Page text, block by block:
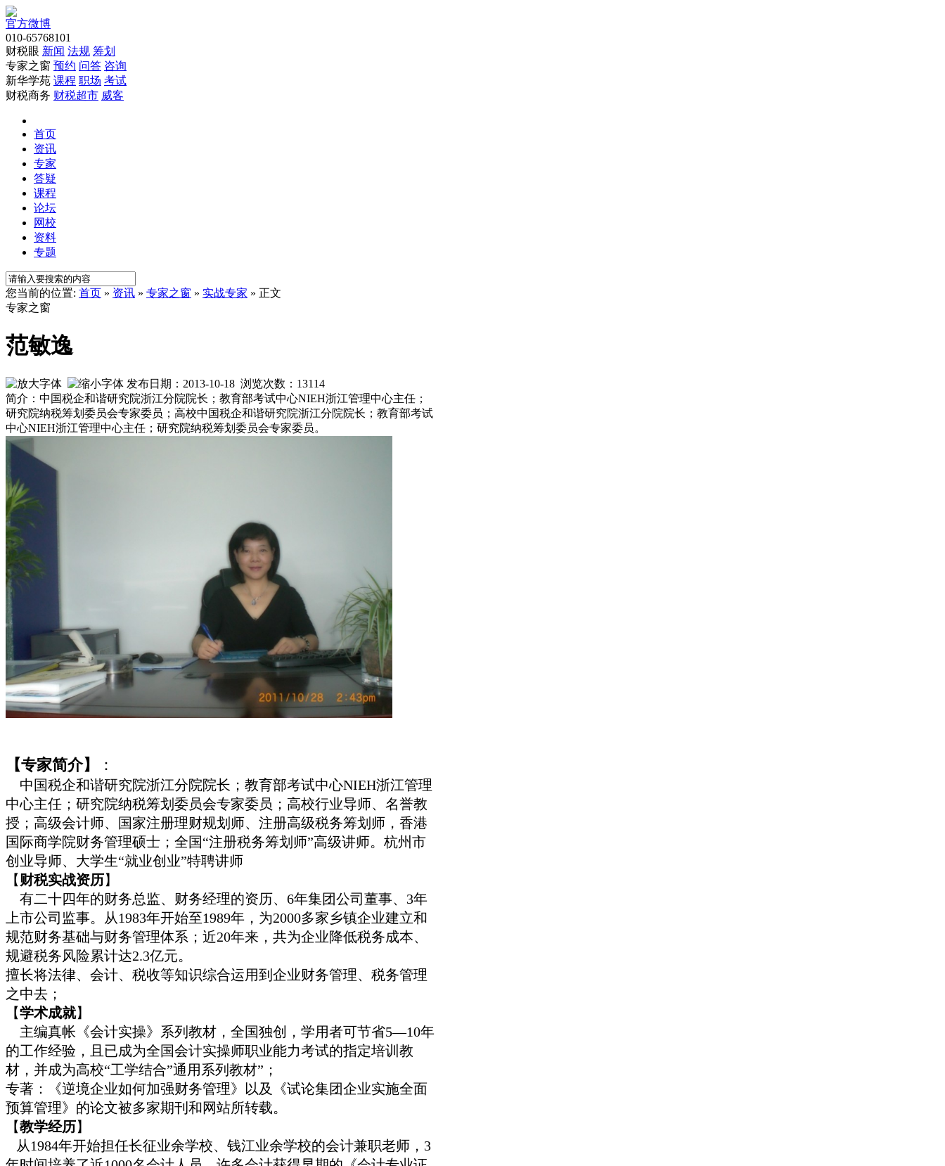
官方微博
010-65768101
财税眼 新闻 法规 筹划
专家之窗 预约 问答 咨询
新华学苑 课程 职场 考试
财税商务 财税超市 威客
首页
资讯
专家
答疑
课程
论坛
网校
资料
专题
您当前的位置: 首页 » 资讯 » 专家之窗 » 实战专家 » 正文
专家之窗
范敏逸
发布日期：2013-10-18 浏览次数： 13114
简介：中国税企和谐研究院浙江分院院长；教育部考试中心NIEH浙江管理中心主任；
研究院纳税筹划委员会专家委员；高校中国税企和谐研究院浙江分院院长；教育部考试
中心NIEH浙江管理中心主任；研究院纳税筹划委员会专家委员。
【专家简介】 ：
中国税企和谐研究院浙江分院院长；教育部考试中心NIEH浙江管理
中心主任；研究院纳税筹划委员会专家委员；高校行业导师、名誉教
授；高级会计师、国家注册理财规划师、注册高级税务筹划师，香港
国际商学院财务管理硕士；全国“注册税务筹划师”高级讲师。杭州市
创业导师、大学生“就业创业”特聘讲师
【财税实战资历】
有二十四年的财务总监、财务经理的资历、6年集团公司董事、3年
上市公司监事。从1983年开始至1989年，为2000多家乡镇企业建立和
规范财务基础与财务管理体系；近20年来，共为企业降低税务成本、
规避税务风险累计达2.3亿元。
擅长将法律、会计、税收等知识综合运用到企业财务管理、税务管理
之中去；
【学术成就】
主编真帐《会计实操》系列教材，全国独创，学用者可节省5—10年
的工作经验，且已成为全国会计实操师职业能力考试的指定培训教
材，并成为高校“工学结合”通用系列教材”；
专著：《逆境企业如何加强财务管理》以及《试论集团企业实施全面
预算管理》的论文被多家期刊和网站所转载。
【教学经历】
从1984年开始担任长征业余学校、钱江业余学校的会计兼职老师，3